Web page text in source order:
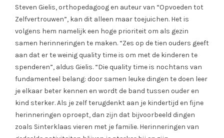
Steven Gielis, orthopedagoog en auteur van “Opvoeden tot
Zelfvertrouwen”, kan dit alleen maar toejuichen. Het is
volgens hem namelijk een hoge prioriteit om als gezin
samen herinneringen te maken. “Zes op de tien ouders geeft
aan dat er te weinig quality time is om met de kinderen te
spenderen”, aldus Gielis. “Die quality time is nochtans van
fundamenteel belang: door samen leuke dingen te doen leer
je elkaar beter kennen en wordt de band tussen ouder en
kind sterker. Als je zelf terugdenkt aan je kindertijd en fijne
herinneringen oproept, dan zijn dat bijvoorbeeld dingen
zoals Sinterklaas vieren met je familie. Herinneringen van